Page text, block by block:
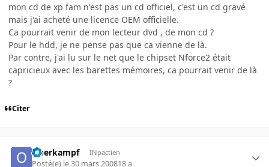
mon cd de xp fam n'est pas un cd officiel, c'est un cd gravé
mais j'ai acheté une licence OEM officielle.
Ca pourrait venir de mon lecteur dvd , de mon cd ?
Pour le hdd, je ne pense pas que ca vienne de là.
Par contre, j'ai lu sur le net que le chipset Nforce2 était
capricieux avec les barettes mémoires, ca pourrait venir de là
?
Citer
Oberkampf INpactien
Posté(e) le 30 mars 200818 a